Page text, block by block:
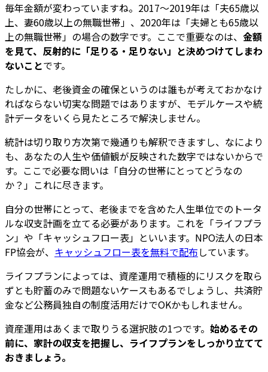
毎年金額が変わっていますね。2017～2019年は「夫65歳以
上、妻60歳以上の無職世帯」、2020年は「夫婦とも65歳以
上の無職世帯」の場合の数字です。ここで重要なのは、 金額
を見て、反射的に「足りる・足りない」と決めつけてしまわ
ないことです。
たしかに、老後資金の確保というのは誰もが考えておかなけ
ればならない切実な問題ではありますが、モデルケースや統
計データをいくら見たところで解決しません。
統計は切り取り方次第で幾通りも解釈できますし、なにより
も、あなたの人生や価値観が反映された数字ではないからで
す。ここで必要な問いは「自分の世帯にとってどうなの
か？」これに尽きます。
自分の世帯にとって、老後までを含めた人生単位でのトータ
ルな収支計画を立てる必要があります。これを「ライフプラ
ン」や「キャッシュフロー表」といいます。NPO法人の日本
FP協会が、 キャッシュフロー表を無料で配布しています。
ライフプランによっては、資産運用で積極的にリスクを取ら
ずとも貯蓄のみで問題ないケースもあるでしょうし、共済貯
金など公務員独自の制度活用だけでOKかもしれません。
資産運用はあくまで取りうる選択肢の1つです。 始めるその
前に、家計の収支を把握し、ライフプランをしっかり立てて
おきましょう。